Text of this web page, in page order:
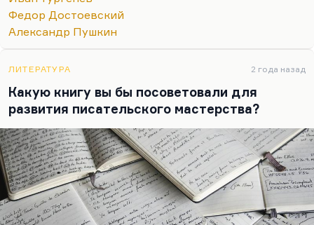
Базаров – не пародия и не карикатура. Базаров –
сильный, умный, талантливый человек, который
находится в плену еще одного русского
которой каждое следующее поколение
оказывается в перпендикуляре к предыдущему,…
Федор Достоевский
Александр Пушкин
ЛИТЕРАТУРА 2 года назад
Какую книгу вы бы посоветовали для
развития писательского мастерства?